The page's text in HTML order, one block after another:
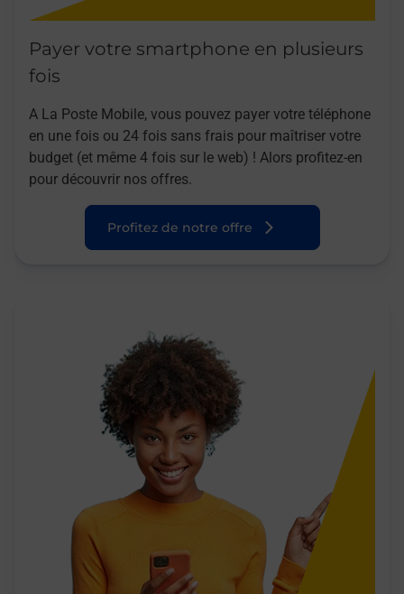
Payer votre smartphone en plusieurs
fois
A La Poste Mobile, vous pouvez payer votre téléphone
en une fois ou 24 fois sans frais pour maîtriser votre
budget (et même 4 fois sur le web) ! Alors profitez-en
pour découvrir nos offres.
Profitez de notre offre